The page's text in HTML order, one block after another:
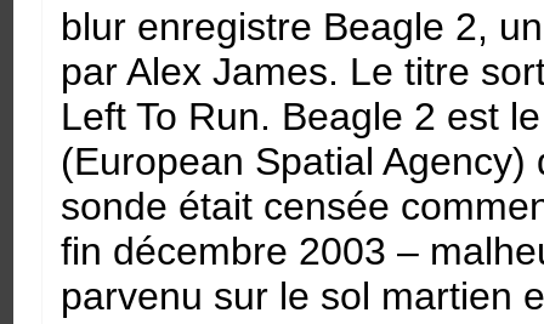
blur enregistre Beagle 2,
par Alex James. Le titre
Left To Run. Beagle 2 est
(European Spatial
sonde était censée
fin décembre 2003 –
parvenu sur le sol martien